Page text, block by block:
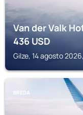
Van der Valk
436USD
Gilze, 14 agosto
BREDA